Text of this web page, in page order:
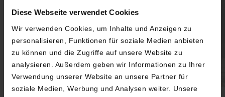
Diese Webseite verwendet Cookies
Wir verwenden Cookies, um Inhalte und Anzeigen zu
personalisieren, Funktionen für soziale Medien anbieten
zu können und die Zugriffe auf unsere Website zu
analysieren. Außerdem geben wir Informationen zu Ihrer
Verwendung unserer Website an unsere Partner für
soziale Medien, Werbung und Analysen weiter. Unsere